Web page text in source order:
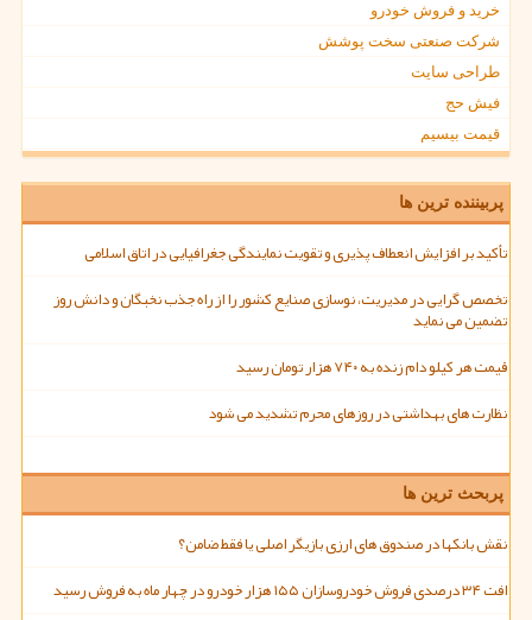
خرید و فروش خودرو
شرکت صنعتی سخت پوشش
طراحی سایت
فیش حج
قیمت بیسیم
پربیننده ترین ها
تأکید بر افزایش انعطاف پذیری و تقویت نمایندگی جغرافیایی در اتاق اسلامی
تخصص گرایی در مدیریت، نوسازی صنایع کشور را از راه جذب نخبگان و دانش روز
تضمین می نماید
قیمت هر کیلو دام زنده به ۷۴۰ هزار تومان رسید
نظارت های بهداشتی در روزهای محرم تشدید می شود
پربحث ترین ها
نقش بانکها در صندوق های ارزی بازیگر اصلی یا فقط ضامن؟
افت ۳۴ درصدی فروش خودروسازان ۱۵۵ هزار خودرو در چهار ماه به فروش رسید